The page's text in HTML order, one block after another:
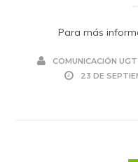
Para más
COMUNICACIÓN
23 DE